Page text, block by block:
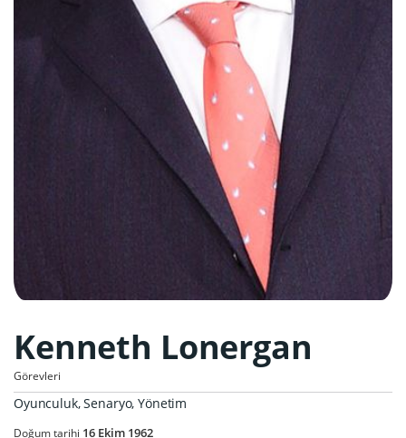
Kenneth Lonergan
Görevleri
Oyunculuk, Senaryo, Yönetim
Doğum tarihi 16 Ekim 1962